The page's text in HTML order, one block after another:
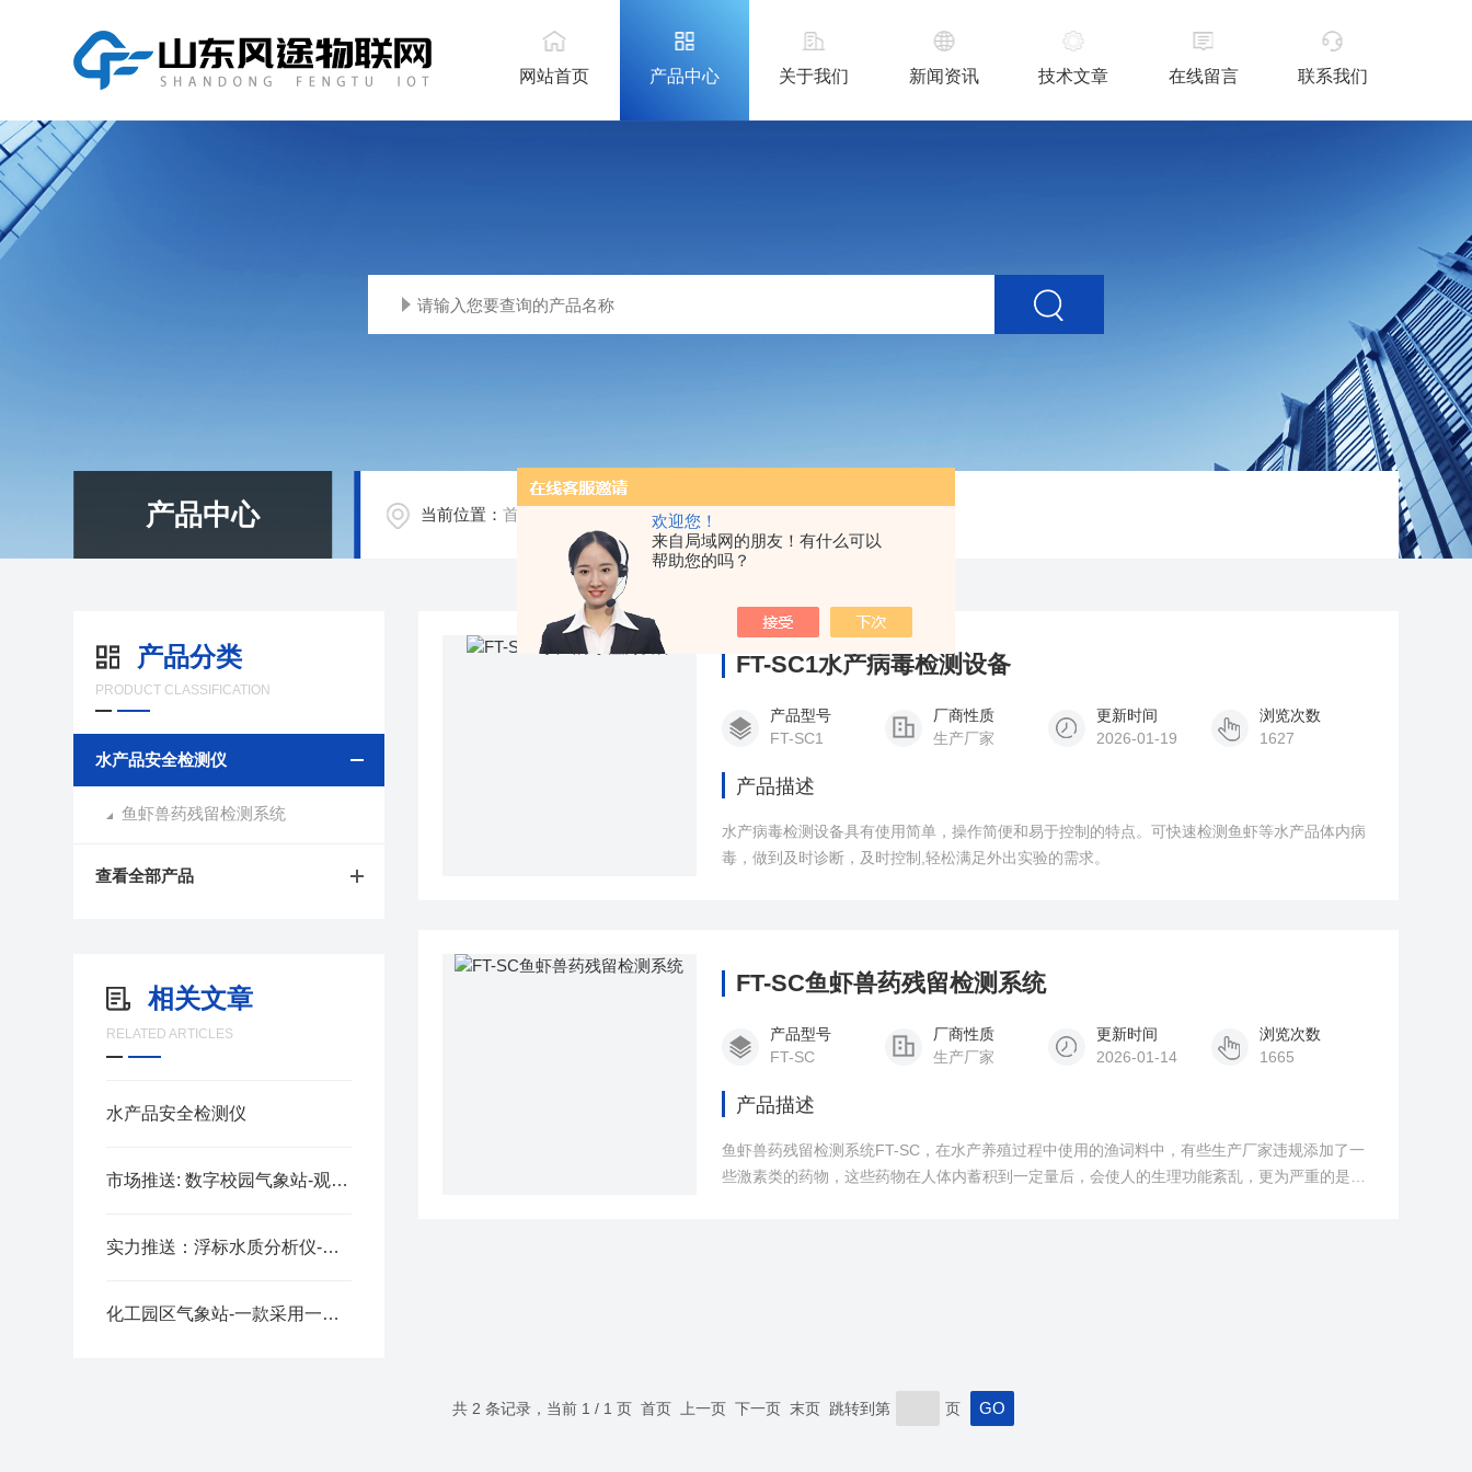
欢迎您！
来自局域网的朋友！有什么可以
帮助您的吗？
网站首页 产品中心 关于我们 新闻资讯 技术文章 在线留言 联系我们
产品中心 当前位置：首页 水产品安全检测仪
产品分类
PRODUCT CLASSIFICATION
水产品安全检测仪
鱼虾兽药残留检测系统
查看全部产品
相关文章
RELATED ARTICLES
水产品安全检测仪
市场推送: 数字校园气象站-观测天气变化的学校气象观测站 （顺+丰+包+邮）
实力推送：浮标水质分析仪-存储容量大的浮标监测站（技术新闻）
化工园区气象站-一款采用一体化设计的化工厂防爆气象站
FT-SC1水产病毒检测设备
产品型号
FT-SC1
厂商性质
生产厂家
更新时间
2026-01-19
浏览次数
1627
产品描述
水产病毒检测设备具有使用简单，操作简便和易于控制的特点。可快速检测鱼虾等水产品体内病
毒，做到及时诊断，及时控制,轻松满足外出实验的需求。
FT-SC鱼虾兽药残留检测系统
产品型号
FT-SC
厂商性质
生产厂家
更新时间
2026-01-14
浏览次数
1665
产品描述
鱼虾兽药残留检测系统FT-SC，在水产养殖过程中使用的渔词料中，有些生产厂家违规添加了一
些激素类的药物，这些药物在人体内蓄积到一定量后，会使人的生理功能紊乱，更为严重的是某
共 2 条记录，当前 1 / 1 页 首页 上一页 下一页 末页 跳转到第 页